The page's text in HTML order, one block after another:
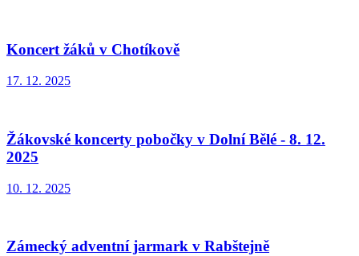
Koncert žáků v Chotíkově
17. 12. 2025
Žákovské koncerty pobočky v Dolní Bělé - 8. 12.
2025
10. 12. 2025
Zámecký adventní jarmark v Rabštejně